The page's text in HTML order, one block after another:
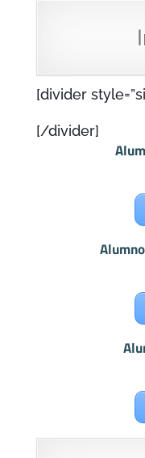
[divider
[/divider]